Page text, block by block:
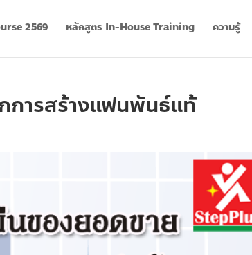
2569 หลักสูตร In-House Training ความรู้
การสร้างแฟนพันธ์แท้